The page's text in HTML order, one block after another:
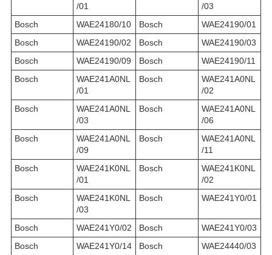
/01
/03
Bosch
WAE24180/10 Bosch
WAE24190/01
Bosch
WAE24190/02 Bosch
WAE24190/03
Bosch
WAE24190/09 Bosch
WAE24190/11
Bosch
WAE241A0NL
/01
Bosch
WAE241A0NL
/02
Bosch
WAE241A0NL
/03
Bosch
WAE241A0NL
/06
Bosch
WAE241A0NL
/09
Bosch
WAE241A0NL
/11
Bosch
WAE241K0NL
/01
Bosch
WAE241K0NL
/02
Bosch
WAE241K0NL
/03
Bosch WAE241Y0/01
Bosch WAE241Y0/02 Bosch
WAE241Y0/03
Bosch
WAE241Y0/14 Bosch WAE24440/03